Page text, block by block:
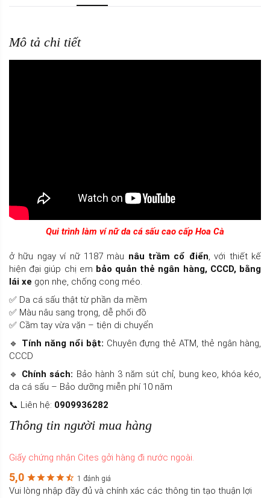
Mô tả chi tiết
Qui trình làm ví nữ da cá sấu cao cấp Hoa Cà
ở hữu ngay ví nữ 1187 màu nâu trầm cổ điển, với thiết kế
hiện đại giúp chị em bảo quản thẻ ngân hàng, CCCD, bằng
lái xe gọn nhẹ, chống cong méo.
✅ Da cá sấu thật từ phần da mềm
✅ Màu nâu sang trọng, dễ phối đồ
✅ Cầm tay vừa vặn – tiện di chuyển
🔹 Tính năng nổi bật: Chuyên đựng thẻ ATM, thẻ ngân hàng,
CCCD
🔹 Chính sách: Bảo hành 3 năm sút chỉ, bung keo, khóa kéo,
da cá sấu – Bảo dưỡng miễn phí 10 năm
📞 Liên hệ: 0909936282
Thông tin người mua hàng
Giấy chứng nhận Cites gởi hàng đi nước ngoài.
5,0 1 đánh giá
Vui lòng nhập đầy đủ và chính xác các thông tin tạo thuận lợi